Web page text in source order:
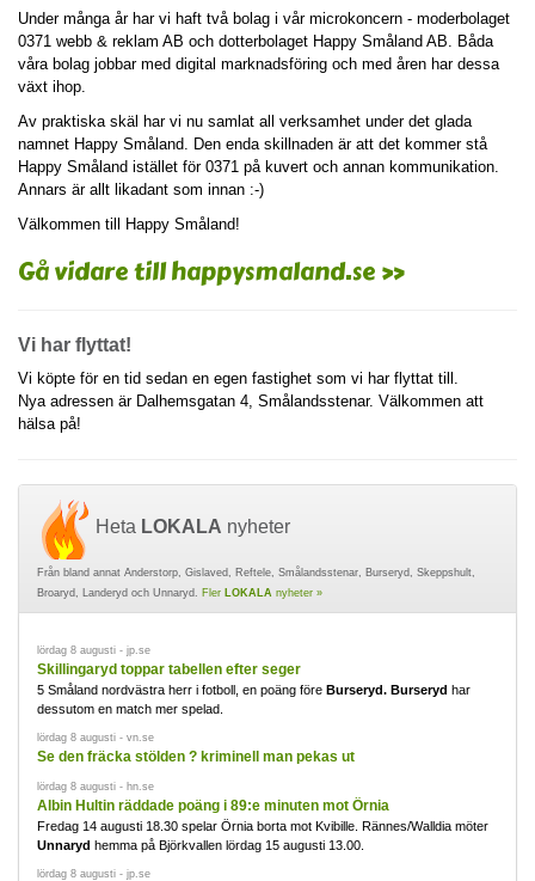
Under många år har vi haft två bolag i vår microkoncern - moderbolaget
0371 webb & reklam AB och dotterbolaget Happy Småland AB. Båda
våra bolag jobbar med digital marknadsföring och med åren har dessa
växt ihop.
Av praktiska skäl har vi nu samlat all verksamhet under det glada
namnet Happy Småland. Den enda skillnaden är att det kommer stå
Happy Småland istället för 0371 på kuvert och annan kommunikation.
Annars är allt likadant som innan :-)
Välkommen till Happy Småland!
Gå vidare till happysmaland.se »
Vi har flyttat!
Vi köpte för en tid sedan en egen fastighet som vi har flyttat till.
Nya adressen är Dalhemsgatan 4, Smålandsstenar. Välkommen att
hälsa på!
Heta LOKALA nyheter
Från bland annat Anderstorp, Gislaved, Reftele, Smålandsstenar, Burseryd, Skeppshult,
Broaryd, Landeryd och Unnaryd. Fler LOKALA nyheter »
lördag 8 augusti - jp.se
Skillingaryd toppar tabellen efter seger
5 Småland nordvästra herr i fotboll, en poäng före Burseryd. Burseryd har
dessutom en match mer spelad.
lördag 8 augusti - vn.se
Se den fräcka stölden ? kriminell man pekas ut
lördag 8 augusti - hn.se
Albin Hultin räddade poäng i 89:e minuten mot Örnia
Fredag 14 augusti 18.30 spelar Örnia borta mot Kvibille. Rännes/Walldia möter
Unnaryd hemma på Björkvallen lördag 15 augusti 13.00.
lördag 8 augusti - jp.se